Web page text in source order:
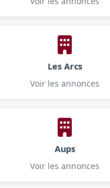
Les Arcs
Voir les annonces
Aups
Voir les annonces